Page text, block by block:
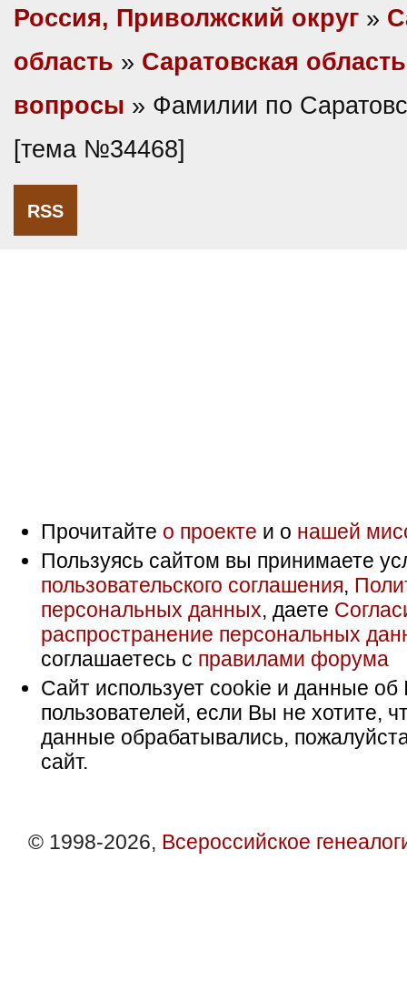
Россия, Приволжский округ »
область » Саратовская
вопросы » Фамилии по
[тема №34468]
RSS
Прочитайте о проекте и о нашей
Пользуясь сайтом вы принимаете
пользовательского соглашения,
персональных данных, даете
распространение персональных
соглашаетесь с правилами форума
Сайт использует cookie и данные об
пользователей, если Вы не хотите,
данные обрабатывались,
сайт.
© 1998-2026, Всероссийское